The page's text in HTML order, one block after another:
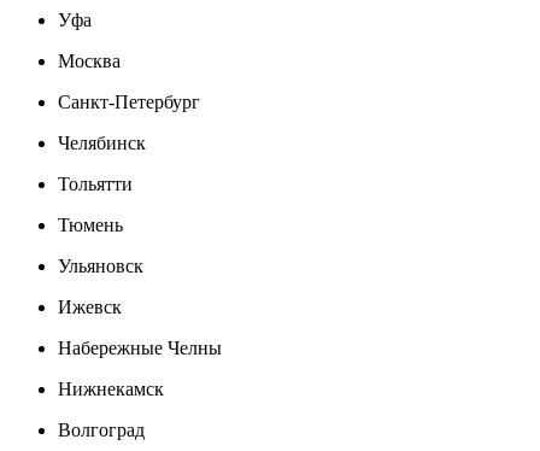
Уфа
Москва
Санкт-Петербург
Челябинск
Тольятти
Тюмень
Ульяновск
Ижевск
Набережные Челны
Нижнекамск
Волгоград